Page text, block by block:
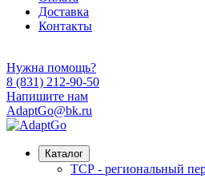
Доставка
Контакты
Нужна помощь?
8 (831) 212-90-50
Напишите нам
AdaptGo@bk.ru
Каталог
ТСР - региональный